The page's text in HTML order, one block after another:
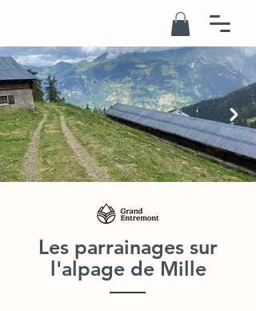
Les parrainages sur
l'alpage de Mille